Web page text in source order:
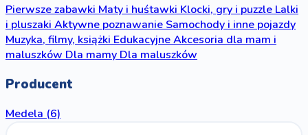
Pierwsze zabawkiMaty i huśtawkiKlocki, gry i puzzleLalki
i pluszakiAktywne poznawanieSamochody i inne pojazdy
Muzyka, filmy, książkiEdukacyjneAkcesoria dla mam i
maluszkówDla mamyDla maluszków
Producent
Medela (6)